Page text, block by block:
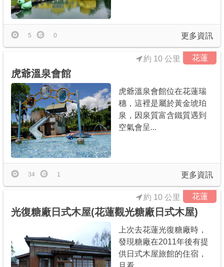
更多資訊
5 0
花蓮
約 10 公里
虎爺溫泉會館
虎爺溫泉會館位在花蓮瑞
穗，這裡是屬於黃金琥珀
泉，因泉質富含鐵質遇到
空氣會呈...
更多資訊
34 1
花蓮
約 10 公里
光復糖廠日式木屋(花蓮觀光糖廠日式木屋)
上次去花蓮光復糖廠時，
發現糖廠在2011年後有提
供日式木屋旅館的住宿，